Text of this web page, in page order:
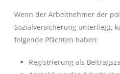
Wenn der Arbeitnehmer der
Sozialversicherung unterliegt,
folgende Pflichten haben:
Registrierung als